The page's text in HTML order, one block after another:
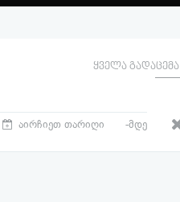
ყველა გადაცემა
-მდე